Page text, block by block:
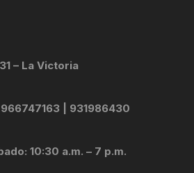
– La Victoria
966747163 | 931986430
10:30 a.m. – 7 p.m.